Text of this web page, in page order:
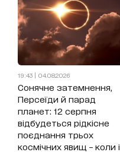
19:43 | 04.08.2026
Cонячне затемнення,
Персеїди й парад
планет: 12 серпня
відбудеться рідкісне
поєднання трьох
космічних явищ – коли і